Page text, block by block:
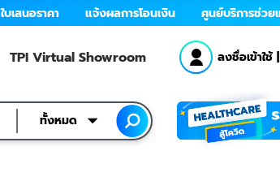
ใบเสนอราคา แจ้งผลการโอนเงิน ศูนย์บริการช่วย
TPI Virtual Showroom ลงชื่อเข้าใช้
ทั้งหมด